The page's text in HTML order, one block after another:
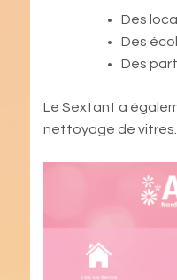
Des
Des
Des
Le Sextant a
nettoyage de vitres.